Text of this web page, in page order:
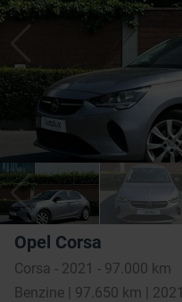
Opel Corsa
Corsa - 2021 - 97.000 km
Benzine | 97.650 km | 2021